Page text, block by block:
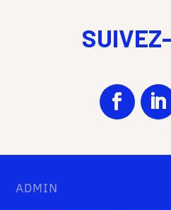
ADMIN